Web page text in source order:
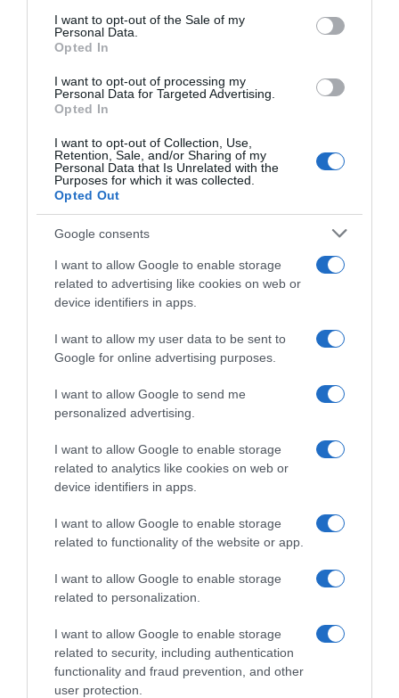
consent section.
I want to opt-out of the Sale of my
Personal Data.
Opted In
I want to opt-out of processing my
Personal Data for Targeted Advertising.
Opted In
I want to opt-out of Collection, Use,
Retention, Sale, and/or Sharing of my
Personal Data that Is Unrelated with the
Purposes for which it was collected.
Opted Out
Google consents
I want to allow Google to enable storage
related to advertising like cookies on web or
device identifiers in apps.
I want to allow my user data to be sent to
Google for online advertising purposes.
I want to allow Google to send me
personalized advertising.
I want to allow Google to enable storage
related to analytics like cookies on web or
device identifiers in apps.
I want to allow Google to enable storage
related to functionality of the website or app.
I want to allow Google to enable storage
related to personalization.
I want to allow Google to enable storage
related to security, including authentication
functionality and fraud prevention, and other
user protection.
ΕΛΛΑΔΑ
Άγιος Παντελεήμονας: Βίντεο λίγα λεπτά
μετά το αιματηρό περιστατικό – Ο ένας
τραυματίας ζητά βοήθεια
μαχαίρι
22.12.2025 - 13:48
Βάρκιζα: Αιματηρή συμπλοκή με μαχαίρια
μεταξύ ανηλίκων – 4 τραυματίες και 8
συλλήψεις